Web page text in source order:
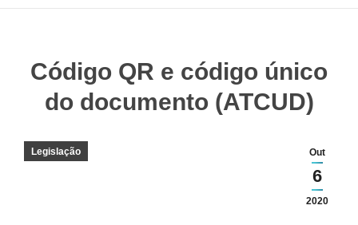
Código QR e código único
do documento (ATCUD)
Out
6
2020
Legislação